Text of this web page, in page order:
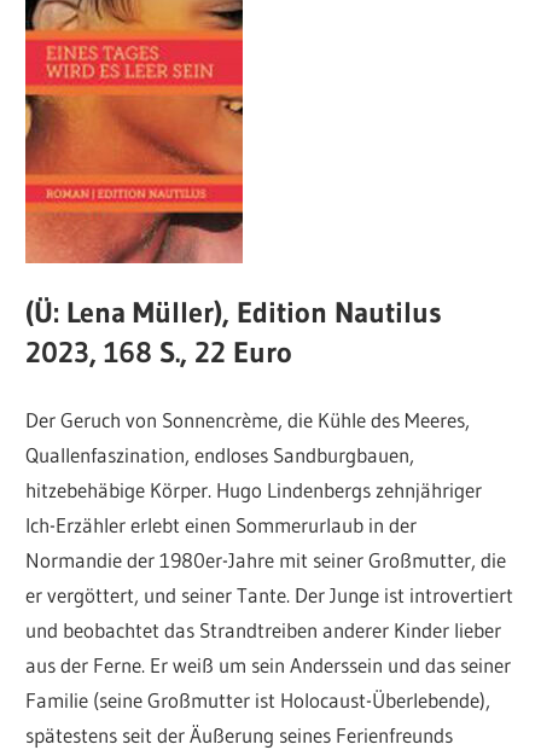
(Ü: Lena Müller), Edition Nautilus
2023, 168 S., 22 Euro
Der Geruch von Sonnencrème, die Kühle des Meeres,
Quallenfaszination, endloses Sandburgbauen,
hitzebehäbige Körper. Hugo Lindenbergs zehnjähriger
Ich-Erzähler erlebt einen Sommerurlaub in der
Normandie der 1980er-Jahre mit seiner Großmutter, die
er vergöttert, und seiner Tante. Der Junge ist introvertiert
und beobachtet das Strandtreiben anderer Kinder lieber
aus der Ferne. Er weiß um sein Anderssein und das seiner
Familie (seine Großmutter ist Holocaust-Überlebende),
spätestens seit der Äußerung seines Ferienfreunds